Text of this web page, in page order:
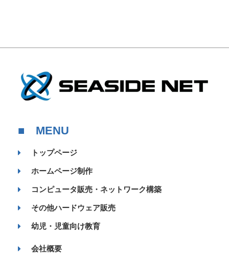
■ MENU
トップページ
ホームページ制作
コンピュータ販売・ネットワーク構築
その他ハードウェア販売
幼児・児童向け教育
会社概要